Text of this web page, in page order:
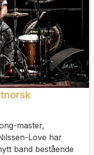
master,
Love har
band bestående